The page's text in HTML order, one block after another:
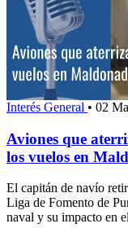
Interés General • 02
Aviones que
los vuelos en
El capitán de navío
Liga de Fomento de
naval y su impacto en